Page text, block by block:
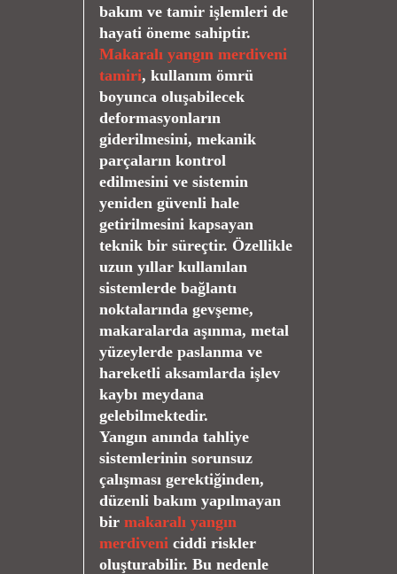
bakım ve tamir işlemleri de
hayati öneme sahiptir.
Makaralı yangın merdiveni
tamiri, kullanım ömrü
boyunca oluşabilecek
deformasyonların
giderilmesini, mekanik
parçaların kontrol
edilmesini ve sistemin
yeniden güvenli hale
getirilmesini kapsayan
teknik bir süreçtir. Özellikle
uzun yıllar kullanılan
sistemlerde bağlantı
noktalarında gevşeme,
makaralarda aşınma, metal
yüzeylerde paslanma ve
hareketli aksamlarda işlev
kaybı meydana
gelebilmektedir.
Yangın anında tahliye
sistemlerinin sorunsuz
çalışması gerektiğinden,
düzenli bakım yapılmayan
bir makaralı yangın
merdiveni ciddi riskler
oluşturabilir. Bu nedenle